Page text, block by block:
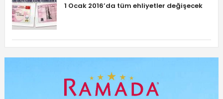
1 Ocak 2016’da tüm ehliyetler değişecek